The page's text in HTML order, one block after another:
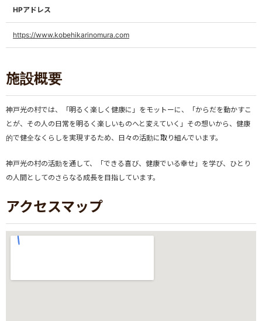
HPアドレス
https://www.kobehikarinomura.com
施設概要
神戸光の村では、「明るく楽しく健康に」をモットーに、「からだを動かすこ
とが、その人の日常を明るく楽しいものへと変えていく」その想いから、健康
的で健全なくらしを実現するため、日々の活動に取り組んでいます。
神戸光の村の活動を通して、「できる喜び、健康でいる幸せ」を学び、ひとり
の人間としてのさらなる成長を目指しています。
アクセスマップ